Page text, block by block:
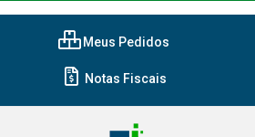
Meus Pedidos
Notas Fiscais